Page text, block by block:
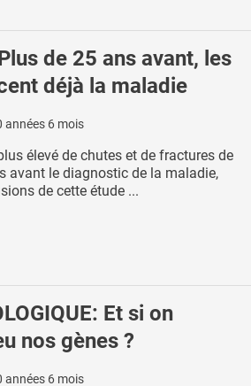
de 25 ans avant, les
déjà la maladie
années 6 mois
élevé de chutes et de fractures de
avant le diagnostic de la maladie,
de cette étude ...
Et si on
nos gènes ?
années 6 mois